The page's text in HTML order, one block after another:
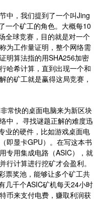
中，我们提到了一个叫Jing
一个矿工的角色。大概每10
全球竞赛，目的就是对一个
为工作量证明，整个网络需
明算法指的用SHA256加密
哈希计算，直到出现一个和
的矿工就是赢得这局竞赛，
常快的桌面电脑来为新区块
中， 寻找谜题正解的难度迅
业的硬件，比如游戏桌面电
即显卡GPU）。在写这本书
专用集成电路（ASIC），就
行计算进行挖矿才会盈利。
票奖池，能够让多个矿工共
几千个ASIC矿机每天24小时
币来支付电费，赚取利润获